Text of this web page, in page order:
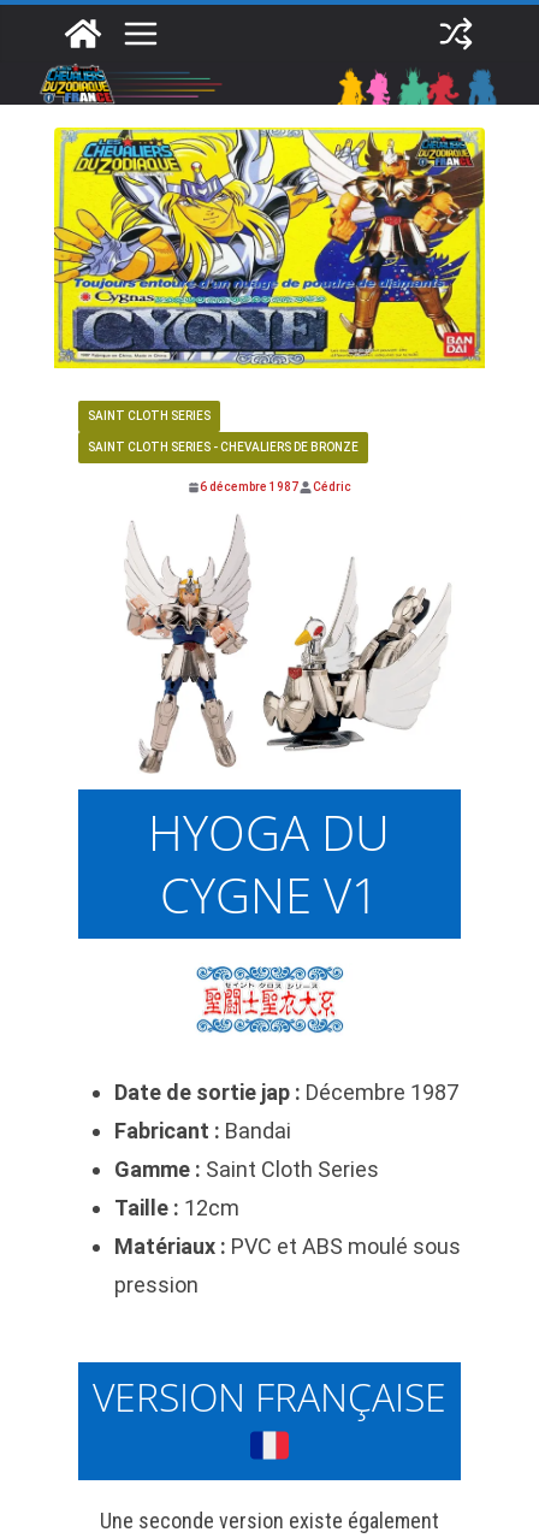
contenu
SAINT CLOTH SERIES
SAINT CLOTH SERIES - CHEVALIERS DE BRONZE
6 décembre 1987 Cédric
HYOGA DU
CYGNE V1
Date de sortie jap : Décembre 1987
Fabricant : Bandai
Gamme : Saint Cloth Series
Taille : 12cm
Matériaux : PVC et ABS moulé sous
pression
VERSION FRANÇAISE
Une seconde version existe également